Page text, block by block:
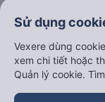
Sử dụng
Vexere dùng
xem chi tiết hoặc
Quản lý cookie.